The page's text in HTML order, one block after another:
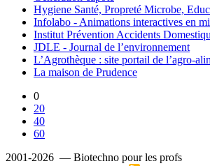
Hygiene Santé, Propreté Microbe,
Infolabo - Animations interactives en
Institut Prévention Accidents
JDLE - Journal de l’environnement
L’Agrothèque : site portail de l’agro-
La maison de Prudence
0
20
40
60
2001-2026 — Biotechno pour les profs